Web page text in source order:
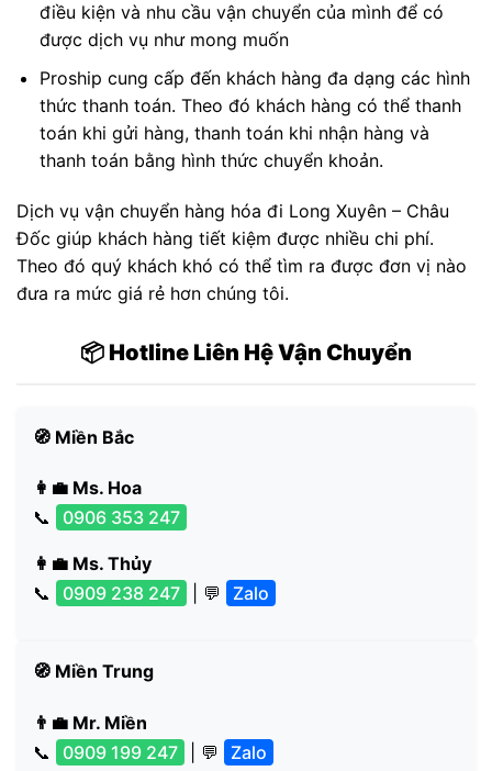
điều kiện và nhu cầu vận chuyển của mình để có
được dịch vụ như mong muốn
Proship cung cấp đến khách hàng đa dạng các hình
thức thanh toán. Theo đó khách hàng có thể thanh
toán khi gửi hàng, thanh toán khi nhận hàng và
thanh toán bằng hình thức chuyển khoản.
Dịch vụ vận chuyển hàng hóa đi Long Xuyên – Châu
Đốc giúp khách hàng tiết kiệm được nhiều chi phí.
Theo đó quý khách khó có thể tìm ra được đơn vị nào
đưa ra mức giá rẻ hơn chúng tôi.
📦 Hotline Liên Hệ Vận Chuyển
🧭 Miền Bắc
👩‍💼 Ms. Hoa
📞
0906 353 247
👩‍💼 Ms. Thủy
📞
0909 238 247 | 💬 Zalo
🧭 Miền Trung
👨‍💼 Mr. Miền
📞
0909 199 247 | 💬 Zalo